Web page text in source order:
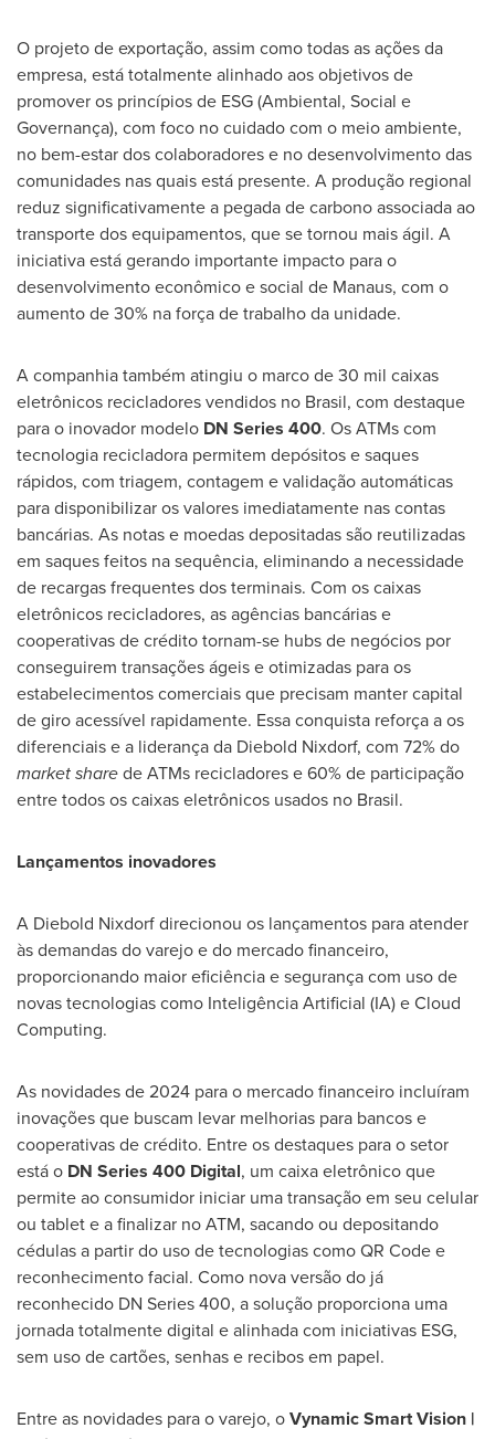
O projeto de exportação, assim como todas as ações da
empresa, está totalmente alinhado aos objetivos de
promover os princípios de ESG (Ambiental, Social e
Governança), com foco no cuidado com o meio ambiente,
no bem-estar dos colaboradores e no desenvolvimento das
comunidades nas quais está presente. A produção regional
reduz significativamente a pegada de carbono associada ao
transporte dos equipamentos, que se tornou mais ágil. A
iniciativa está gerando importante impacto para o
desenvolvimento econômico e social de Manaus, com o
aumento de 30% na força de trabalho da unidade.
A companhia também atingiu o marco de 30 mil caixas
eletrônicos recicladores vendidos no Brasil, com destaque
para o inovador modelo DN Series 400. Os ATMs com
tecnologia recicladora permitem depósitos e saques
rápidos, com triagem, contagem e validação automáticas
para disponibilizar os valores imediatamente nas contas
bancárias. As notas e moedas depositadas são reutilizadas
em saques feitos na sequência, eliminando a necessidade
de recargas frequentes dos terminais. Com os caixas
eletrônicos recicladores, as agências bancárias e
cooperativas de crédito tornam-se hubs de negócios por
conseguirem transações ágeis e otimizadas para os
estabelecimentos comerciais que precisam manter capital
de giro acessível rapidamente. Essa conquista reforça a os
diferenciais e a liderança da Diebold Nixdorf, com 72% do
market sharede ATMs recicladores e 60% de participação
entre todos os caixas eletrônicos usados no Brasil.
Lançamentos inovadores
A Diebold Nixdorfdirecionou os lançamentos para atender
às demandas do varejo e do mercado financeiro,
proporcionando maior eficiência e segurança com uso de
novas tecnologias como Inteligência Artificial (IA) e Cloud
Computing.
As novidades de 2024 para o mercado financeiro incluíram
inovações que buscam levar melhorias para bancos e
cooperativas de crédito. Entre os destaques para o setor
está o DN Series 400 Digital, um caixa eletrônico que
permite ao consumidor iniciar uma transação em seu celular
ou tablet e a finalizar no ATM, sacando ou depositando
cédulas a partir do uso de tecnologias como QR Code e
reconhecimento facial. Como nova versão do já
reconhecido DN Series 400, a solução proporciona uma
jornada totalmente digital e alinhada com iniciativas ESG,
sem uso de cartões, senhas e recibos em papel.
Entre as novidades para o varejo, oVynamic Smart Vision |